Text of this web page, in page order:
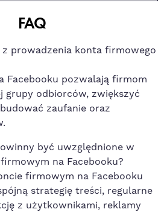
FAQ
z prowadzenia konta firmowego
Facebooku pozwalają firmom
grupy odbiorców, zwiększyć
budować zaufanie oraz
.
być uwzględnione w
na‌ Facebooku?
firmowym na Facebooku
strategię treści, regularne
z użytkownikami,⁤ reklamy